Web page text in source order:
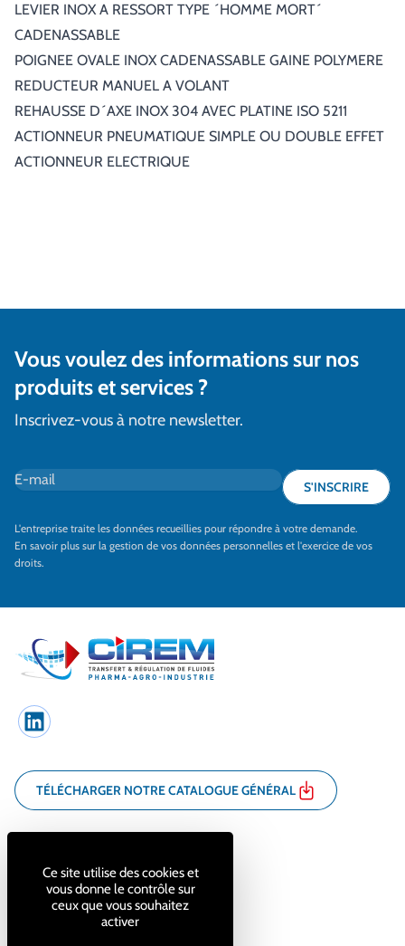
LEVIER INOX A RESSORT TYPE ´HOMME MORT´
CADENASSABLE
POIGNEE OVALE INOX CADENASSABLE GAINE POLYMERE
REDUCTEUR MANUEL A VOLANT
REHAUSSE D´AXE INOX 304 AVEC PLATINE ISO 5211
ACTIONNEUR PNEUMATIQUE SIMPLE OU DOUBLE EFFET
ACTIONNEUR ELECTRIQUE
Vous voulez des informations sur nos
produits et services ?
Inscrivez-vous à notre newsletter.
E-mail*
S'INSCRIRE
L'entreprise traite les données recueillies pour répondre à votre demande.
En savoir plus sur la gestion de vos données personnelles et l'exercice de vos
droits.
LinkedIn
TÉLÉCHARGER NOTRE CATALOGUE GÉNÉRAL
71100 Chalon-sur-Saône
03 85 44 32 89
Ce site utilise des cookies et
vous donne le contrôle sur
ceux que vous souhaitez
activer